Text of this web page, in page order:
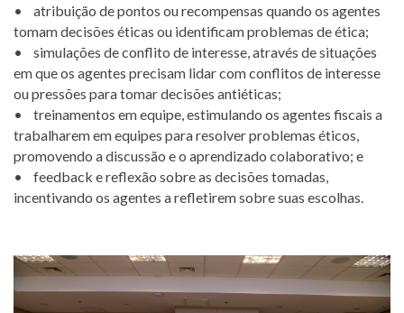
• atribuição de pontos ou recompensas quando os agentes
tomam decisões éticas ou identificam problemas de ética;
• simulações de conflito de interesse, através de situações
em que os agentes precisam lidar com conflitos de interesse
ou pressões para tomar decisões antiéticas;
• treinamentos em equipe, estimulando os agentes fiscais a
trabalharem em equipes para resolver problemas éticos,
promovendo a discussão e o aprendizado colaborativo; e
• feedback e reflexão sobre as decisões tomadas,
incentivando os agentes a refletirem sobre suas escolhas.